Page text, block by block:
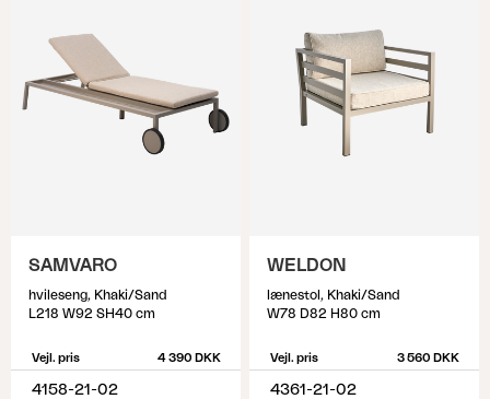
SAMVARO
hvileseng, Khaki/Sand
L218 W92 SH40 cm
Vejl. pris 4 390 DKK
4158-21-02
WELDON
lænestol, Khaki/Sand
W78 D82 H80 cm
Vejl. pris 3 560 DKK
4361-21-02